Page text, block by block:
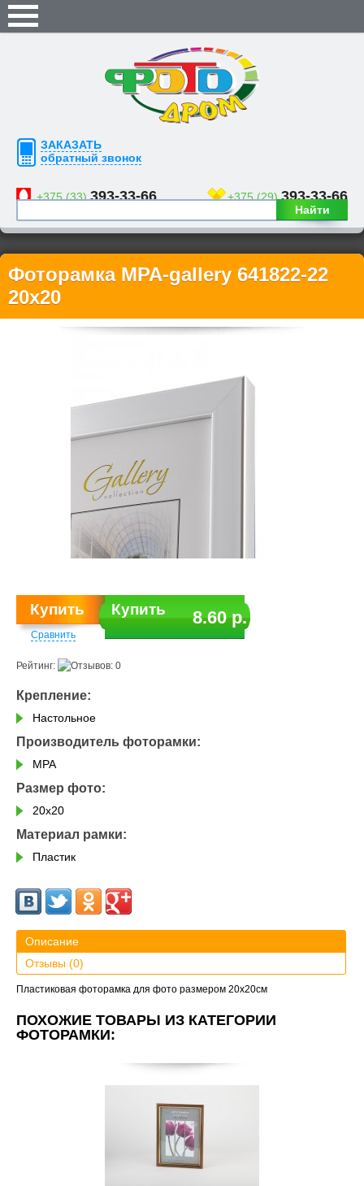
ЗАКАЗАТЬ
обратный звонок
Найти
+375 (33) 393-33-66 +375 (29) 393-33-66
Фоторамка MPA-gallery 641822-22
20х20
Купить 8.60 р.
Сравнить
Рейтинг:
Крепление:
Настольное
Производитель фоторамки:
MPA
Размер фото:
20х20
Материал рамки:
Пластик
Описание
Отзывы (0)
Пластиковая фоторамка для фото размером 20х20см
ПОХОЖИЕ ТОВАРЫ ИЗ КАТЕГОРИИ
ФОТОРАМКИ: